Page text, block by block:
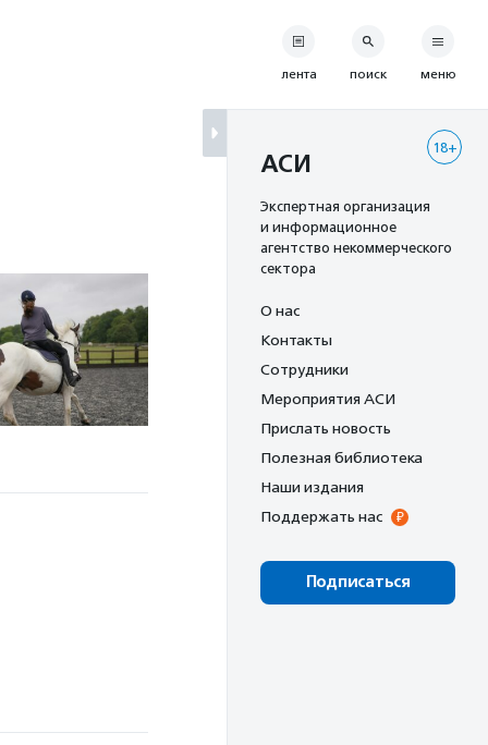
лента поиск меню
18+
АСИ
Экспертная организация
и информационное
агентство некоммерческого
сектора
О нас
Контакты
Сотрудники
Мероприятия АСИ
Прислать новость
Полезная библиотека
Наши издания
Поддержать нас
Подписаться